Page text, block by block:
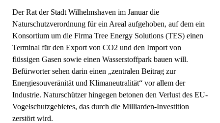
Der Rat der Stadt Wilhelmshaven im Januar die
Naturschutzverordnung für ein Areal aufgehoben, auf dem ein
Konsortium um die Firma Tree Energy Solutions (TES) einen
Terminal für den Export von CO2 und den Import von
flüssigen Gasen sowie einen Wasserstoffpark bauen will.
Befürworter sehen darin einen „zentralen Beitrag zur
Energiesouveränität und Klimaneutralität“ vor allem der
Industrie. Naturschützer hingegen betonen den Verlust des EU-
Vogelschutzgebietes, das durch die Milliarden-Investition
zerstört wird.